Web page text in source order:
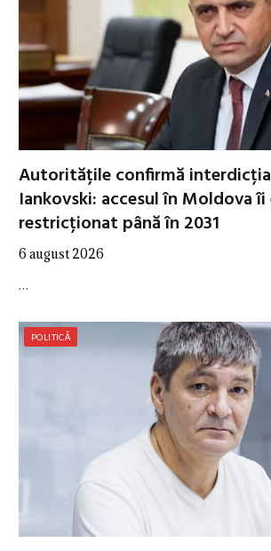
Autoritățile confirmă
Iankovski: accesul în Moldova
restricționat până în 2031
6 august 2026
…
POLITICĂ